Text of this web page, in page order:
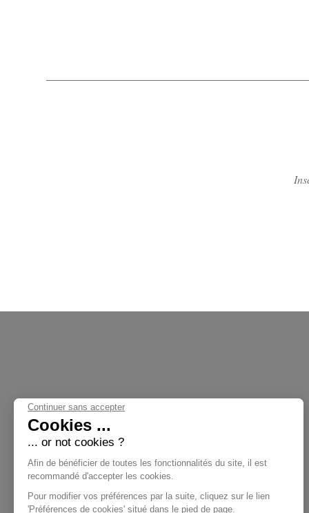
Nos Collections
Continuer sans accepter
Cookies ...
... or not cookies ?
Afin de bénéficier de toutes les fonctionnalités du site, il est
recommandé d'accepter les cookies.
Pour modifier vos préférences par la suite, cliquez sur le lien
'Préférences de cookies' situé dans le pied de page.